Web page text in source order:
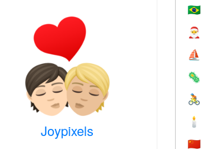
Joypixels
🇧🇷
🎅
⛵️
🦠
🚴
🕯
🇨🇳